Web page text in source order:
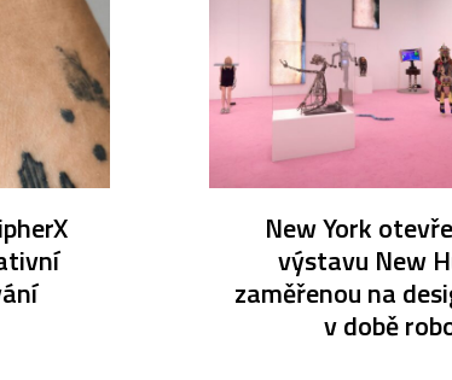
New York
výstavu New
zaměřenou na
v době